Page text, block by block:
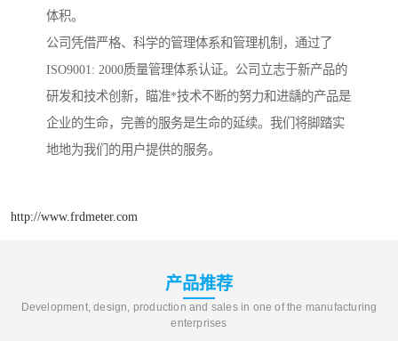
体积。
公司凭借严格、科学的管理体系和管理机制，通过了
ISO9001: 2000质量管理体系认证。公司立志于新产品的
研发和技术创新，瞄准*技术不断的努力和进龋的产品是
企业的生命，完善的服务是生命的延续。我们将脚踏实
地地为我们的用户提供的服务。
http://www.frdmeter.com
产品推荐
Development, design, production and sales in one of the manufacturing
enterprises